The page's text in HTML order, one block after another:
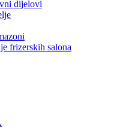
dijelovi
frizerskih salona